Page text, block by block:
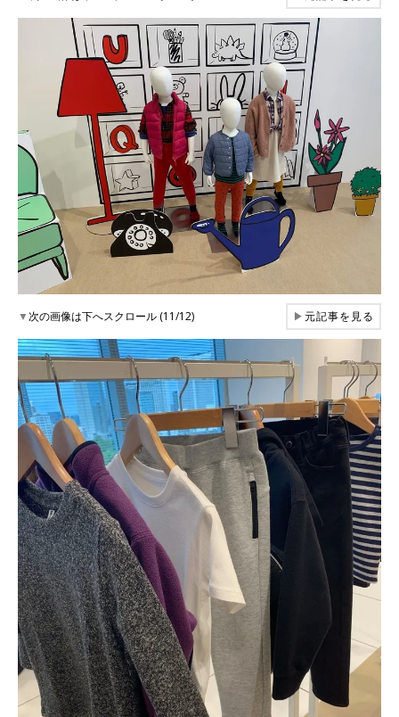
▼次の画像は下へスクロール (11/12) ▶元記事を見る